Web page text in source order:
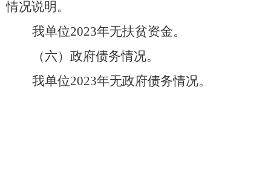
情况说明。
我单位2023年无扶贫资金。
（六）政府债务情况。
我单位2023年无政府债务情况。